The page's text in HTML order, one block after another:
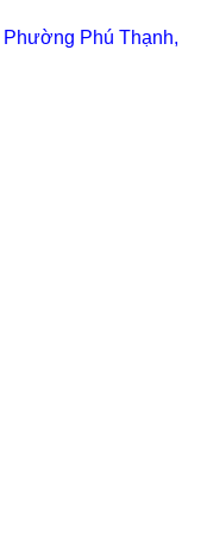
Phường Phú Thạnh,